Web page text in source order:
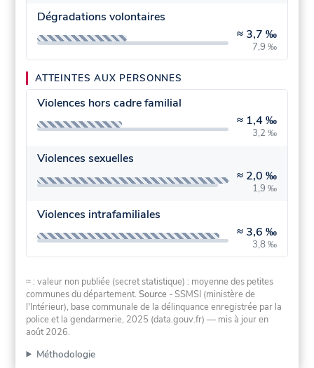
Dégradations volontaires
≈ 3,7 ‰
7,9 ‰
ATTEINTES AUX PERSONNES
Violences hors cadre familial
≈ 1,4 ‰
3,2 ‰
Violences sexuelles
≈ 2,0 ‰
1,9 ‰
Violences intrafamiliales
≈ 3,6 ‰
3,8 ‰
≈ : valeur non publiée (secret statistique) : moyenne des petites
communes du département.Source - SSMSI (ministère de
l'Intérieur), base communale de la délinquance enregistrée par la
police et la gendarmerie, 2025 (data.gouv.fr) — mis à jour en
août 2026.
Méthodologie